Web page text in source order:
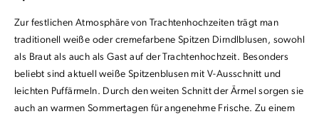
Zur festlichen Atmosphäre von Trachtenhochzeiten trägt man
traditionell weiße oder cremefarbene Spitzen Dirndlblusen, sowohl
als Braut als auch als Gast auf der Trachtenhochzeit. Besonders
beliebt sind aktuell weiße Spitzenblusen mit V-Ausschnitt und
leichten Puffärmeln. Durch den weiten Schnitt der Ärmel sorgen sie
auch an warmen Sommertagen für angenehme Frische. Zu einem